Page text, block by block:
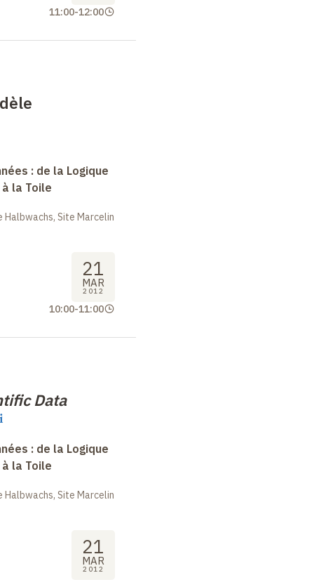
11:00-12:00
: de la Logique
la Toile
Site Marcelin
21
MAR
2012
10:00-11:00
Data
: de la Logique
la Toile
Site Marcelin
21
MAR
2012